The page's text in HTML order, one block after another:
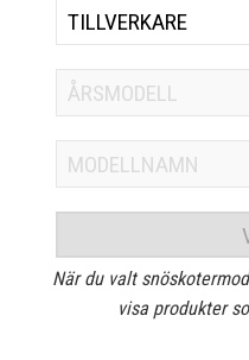
När du valt
visa produkter